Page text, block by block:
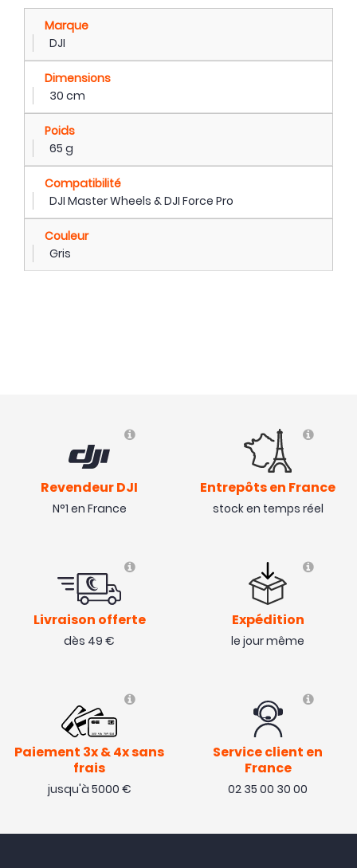
Marque
DJI
Dimensions
30 cm
Poids
65 g
Compatibilité
DJI Master Wheels & DJI Force Pro
Couleur
Gris
Revendeur DJI
N°1 en France
Entrepôts en France
stock en temps réel
Livraison offerte
dès 49 €
Expédition
le jour même
Paiement 3x & 4x sans
frais
jusqu'à 5000 €
Service client en
France
02 35 00 30 00